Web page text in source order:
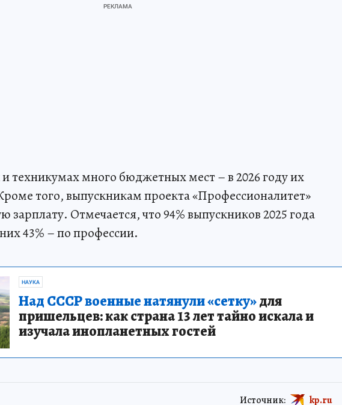
техникумах много бюджетных мест – в 2026 году их
того, выпускникам проекта «Профессионалитет»
зарплату. Отмечается, что 94% выпускников 2025 года
43% – по профессии.
НАУКА
Над СССР военные натянули «сетку»для
пришельцев: как страна 13 лет тайно искала и
изучала инопланетных гостей
Источник: kp.ru